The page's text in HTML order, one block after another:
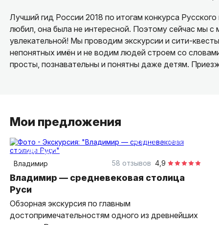
Лучший гид России 2018 по итогам конкурса
любил, она была не интересной. Поэтому сейчас мы с
увлекательной! Мы проводим экскурсии и сити-
непонятных имён и не водим людей строем со
просты, познавательны и понятны даже детям.
Мои предложения
4 часа
пешком
индивидуальная
Владимир
4,9
58 отзывов
Владимир — средневековая столица
Руси
Обзорная экскурсия по главным
достопримечательностям одного из древнейших